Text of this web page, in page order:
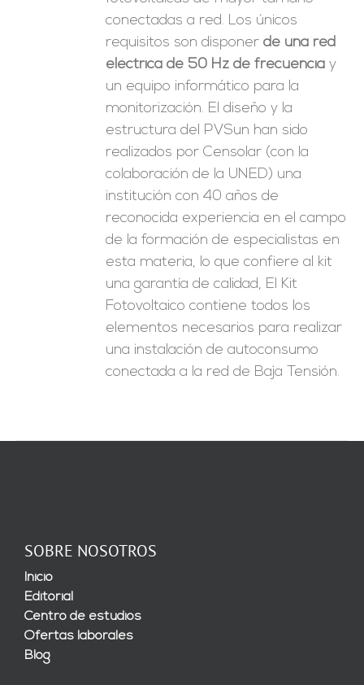
conectadas a red. Los únicos
requisitos son disponerde una red
eléctrica de 50 Hz de frecuencia y
un equipo informático para la
monitorización. El diseño y la
estructura del PVSun han sido
realizados por Censolar (con la
colaboración de la UNED) una
institución con 40 años de
reconocida experiencia en el campo
de la formación de especialistas en
esta materia, lo que confiere al kit
una garantía de calidad, El Kit
Fotovoltaico contiene todos los
elementos necesarios para realizar
una instalación de autoconsumo
conectada a la red de Baja Tensión.
SOBRE NOSOTROS
Inicio
Editorial
Centro de estudios
Ofertas laborales
Blog